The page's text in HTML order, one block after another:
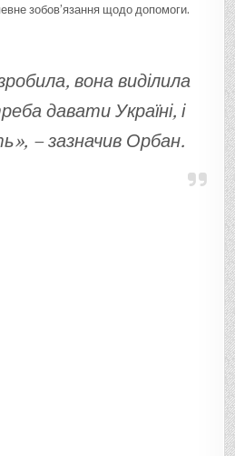
зобов’язання щодо допомоги.
вона виділила
давати Україні, і
– зазначив Орбан.